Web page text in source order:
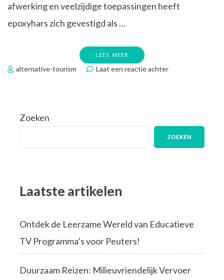
afwerking en veelzijdige toepassingen heeft
epoxyhars zich gevestigd als …
LEES MEER
alternative-tourism Laat een reactie achterop
Ontdekken
Zoeken
ZOEKEN
Laatste artikelen
Ontdek de Leerzame Wereld van Educatieve
TV Programma’s voor Peuters!
Duurzaam Reizen: Milieuvriendelijk Vervoer